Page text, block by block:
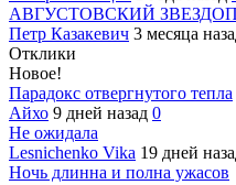
АВГУСТОВСКИЙ
Петр Казакевич 3 месяца
Отклики
Новое!
Парадокс отвергнутого тепла
Айхо 9 дней назад 0
Не ожидала
Lesnichenko Vika 19 дней
Ночь длинна и полна ужасов